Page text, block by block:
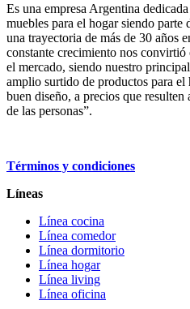
Es una empresa Argentina
muebles para el hogar siendo
una trayectoria de más de 30 años
constante crecimiento nos convirtió
el mercado, siendo nuestro
amplio surtido de productos para
buen diseño, a precios que resulten
de las personas”.
Términos y condiciones
Líneas
Línea cocina
Línea comedor
Línea dormitorio
Línea hogar
Línea living
Línea oficina